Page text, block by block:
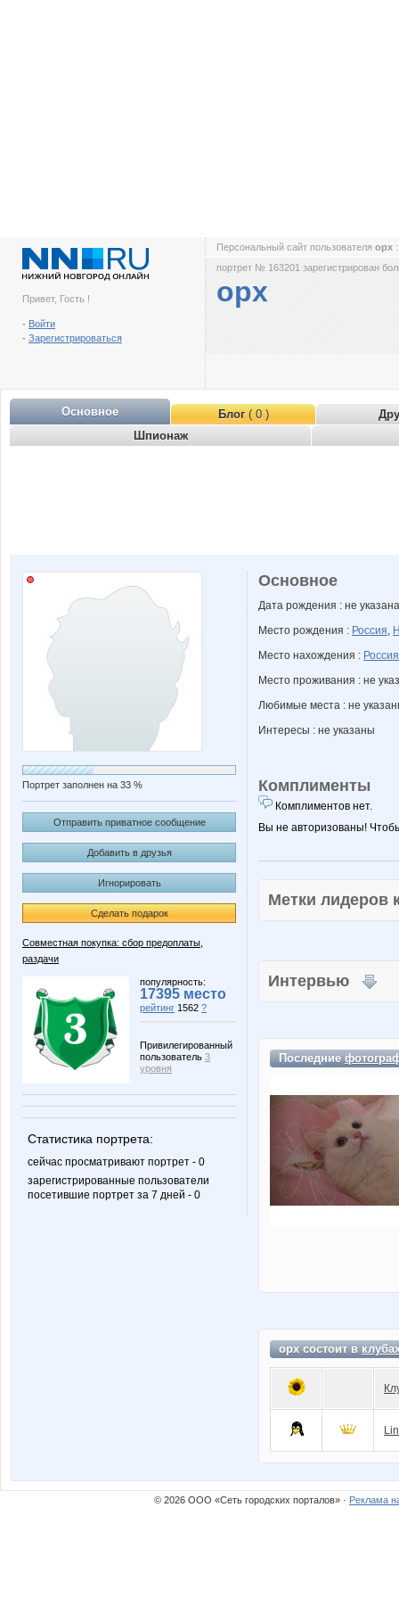
Привет, Гость !
- Войти
- Зарегистрироваться
Персональный сайт пользователя opx
портрет № 163201 зарегистрирован
opx
Основное Блог( 0 )
Шпионаж
Портрет заполнен на 33 %
Отправить приватное сообщение
Добавить в друзья
Игнорировать
Сделать подарок
Совместная покупка: сбор предоплаты,
раздачи
популярность:
17395 место
рейтинг 1562 ?
Привилегированный
пользователь 3
уровня
Статистика портрета:
сейчас просматривают портрет - 0
зарегистрированные пользователи
посетившие портрет за 7 дней - 0
Основное
Дата рождения : не указана
Место рождения : Россия,
Место нахождения : Россия
Место проживания : не
Любимые места : не
Интересы : не указаны
Комплименты
Комплиментов нет.
Вы не авторизованы!
Метки
Интервью
Последние
opx состоит в
© 2026 ООО «Сеть городских порталов» · Реклама